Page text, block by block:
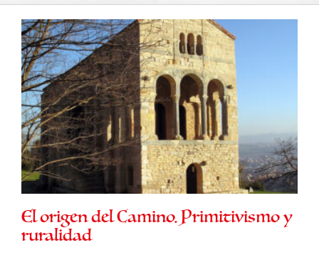
El origen del Camino. Primitivismo y
ruralidad